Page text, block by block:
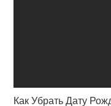
Как Убрать Дату